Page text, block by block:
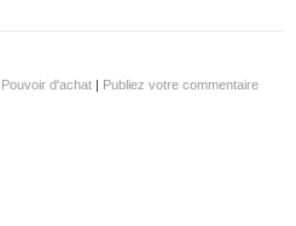
Pouvoir d'achat | Publiez votre commentaire